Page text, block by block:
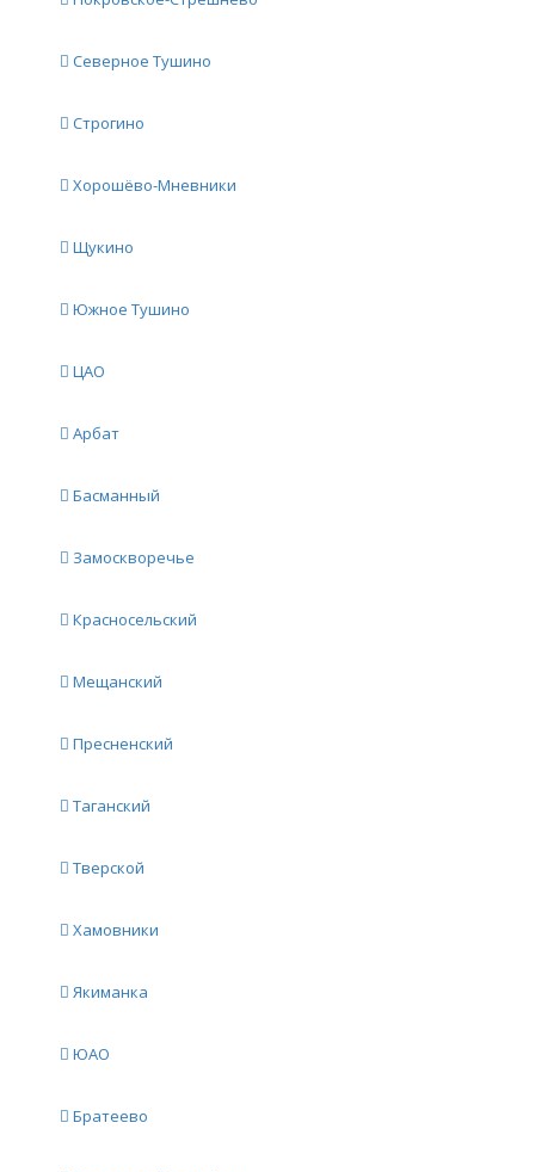
Северное Тушино
Строгино
Хорошёво-Мневники
Щукино
Южное Тушино
ЦАО
Арбат
Басманный
Замоскворечье
Красносельский
Мещанский
Пресненский
Таганский
Тверской
Хамовники
Якиманка
ЮАО
Братеево